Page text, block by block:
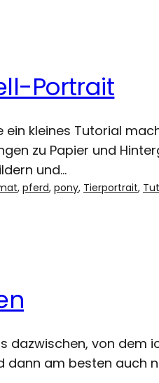
Portrait
kleines Tutorial
zu Papier und
und…
, pferd, pony, Tierportrait,
von dem
dann am besten auch